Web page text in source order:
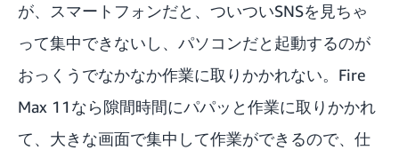
が、スマートフォンだと、ついついSNSを見ちゃ
って集中できないし、パソコンだと起動するのが
おっくうでなかなか作業に取りかかれない。Fire
Max 11なら隙間時間にパパッと作業に取りかかれ
て、大きな画面で集中して作業ができるので、仕